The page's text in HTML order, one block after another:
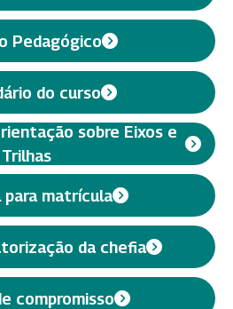
Pedagógico
do curso
sobre Eixos e
Trilhas
matrícula
da chefia
compromisso